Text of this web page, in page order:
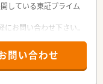
している東証プライム
お問い合わせ下さい。
問い合わせ